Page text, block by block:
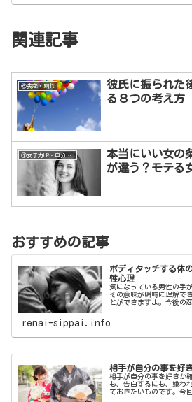
関連記事
⑥失恋・別れ
彼氏に振られた
る８つの考え方
①女子力UP・自分磨き
本当にいい女の
が違う？モテる
おすすめの記事
ボディタッチする体
性心理
気になっている男性の手
その意味が瞬時に理解で
とができますよ。今後の
renai-sippai.info
相手が自分の事を好
相手が自分の事を好きか
も、告白するにも、嫌わ
ておきたいものです。今